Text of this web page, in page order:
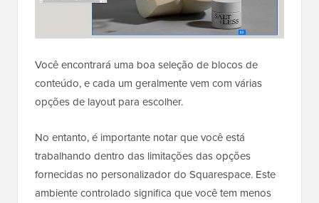
Você encontrará uma boa seleção de blocos de
conteúdo, e cada um geralmente vem com várias
opções de layout para escolher.
No entanto, é importante notar que você está
trabalhando dentro das limitações das opções
fornecidas no personalizador do Squarespace. Este
ambiente controlado significa que você tem menos